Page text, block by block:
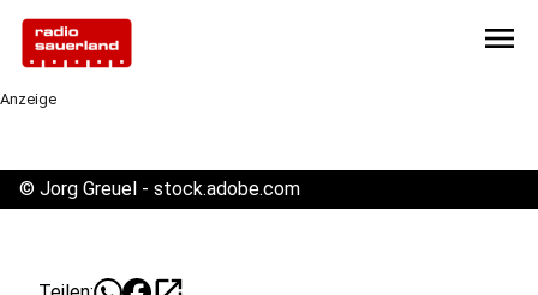
menu
Anzeige
© Jorg Greuel - stock.adobe.com